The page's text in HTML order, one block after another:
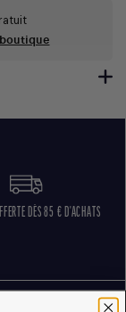
DÈS 85 € D'ACHATS